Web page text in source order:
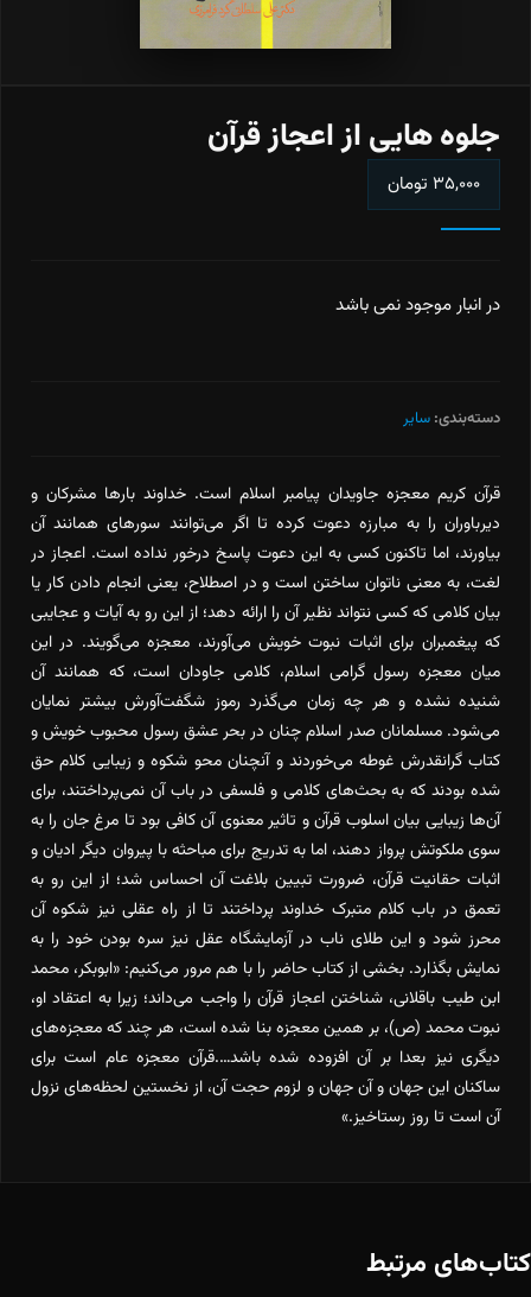
جلوه هایی از اعجاز قرآن
۳۵,۰۰۰ تومان
در انبار موجود نمی باشد
دسته‌بندی: سایر
قرآن کریم معجزه جاویدان پیامبر اسلام است. خداوند بارها مشرکان و
دیرباوران را به مبارزه دعوت کرده تا اگر می‌توانند سوره‏ای همانند آن
بیاورند، اما تاکنون کسی به این دعوت پاسخ درخور نداده است. اعجاز در
لغت، به معنی ناتوان ساختن است و در اصطلاح، یعنی انجام دادن کار یا
بیان کلامی که کسی نتواند نظیر آن را ارائه دهد؛ از این رو به آیات و عجایبی
که پیغمبران برای اثبات نبوت خویش می‌آورند، معجزه می‌گویند. در این
میان معجزه رسول گرامی اسلام، کلامی جاودان است، که همانند آن
شنیده نشده و هر چه زمان می‌گذرد رموز شگفت‌آورش بیشتر نمایان
می‌شود. مسلمانان صدر اسلام چنان در بحر عشق رسول محبوب خویش و
کتاب گرانقدرش غوطه می‌خوردند و آنچنان محو شکوه و زیبایی کلام حق
شده بودند که به بحث‌های کلامی و فلسفی در باب آن نمی‌پرداختند، برای
آن‌ها زیبایی بیان اسلوب قرآن و تاثیر معنوی آن کافی بود تا مرغ جان را به
سوی ملکوتش پرواز دهند، اما به تدریج برای مباحثه با پیروان دیگر ادیان و
اثبات حقانیت قرآن، ضرورت تبیین بلاغت آن احساس شد؛ از این رو به
تعمق در باب کلام متبرک خداوند پرداختند تا از راه عقلی نیز شکوه آن
محرز شود و این طلای ناب در آزمایشگاه عقل نیز سره بودن خود را به
نمایش بگذارد. بخشی از کتاب حاضر را با هم مرور می‌کنیم: «ابوبکر، محمد
ابن طیب باقلانی، شناختن اعجاز قرآن را واجب می‌داند؛ زیرا به اعتقاد او،
نبوت محمد (ص)، بر همین معجزه بنا شده است، هر چند که معجزه‌های
دیگری نیز بعدا بر آن افزوده شده باشد….قرآن معجزه عام است برای
ساکنان این جهان و آن جهان و لزوم حجت آن، از نخستین لحظه‌های نزول
آن است تا روز رستاخیز.»
کتاب‌های مرتبط